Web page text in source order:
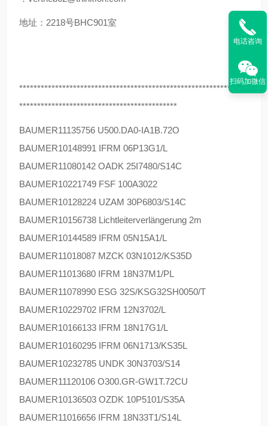
地址：2218号BHC901室
****************************************************************
********************************************
BAUMER11135756 U500.DA0-IA1B.72O
BAUMER10148991 IFRM 06P13G1/L
BAUMER11080142 OADK 25I7480/S14C
BAUMER10221749 FSF 100A3022
BAUMER10128224 UZAM 30P6803/S14C
BAUMER10156738 Lichtleiterverlängerung 2m
BAUMER10144589 IFRM 05N15A1/L
BAUMER11018087 MZCK 03N1012/KS35D
BAUMER11013680 IFRM 18N37M1/PL
BAUMER11078990 ESG 32S/KSG32SH0050/T
BAUMER10229702 IFRM 12N3702/L
BAUMER10166133 IFRM 18N17G1/L
BAUMER10160295 IFRM 06N1713/KS35L
BAUMER10232785 UNDK 30N3703/S14
BAUMER11120106 O300.GR-GW1T.72CU
BAUMER10136503 OZDK 10P5101/S35A
BAUMER11016656 IFRM 18N33T1/S14L
电话咨询
扫码加微信